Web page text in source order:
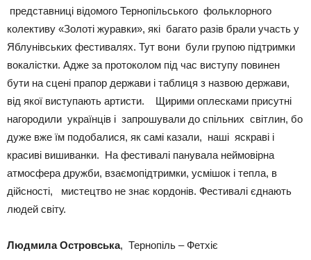
представниці відомого Тернопільського фольклорного
колективу «Золоті журавки», які багато разів брали участь у
Яблунівських фестивалях. Тут вони були групою підтримки
вокалістки. Адже за протоколом під час виступу повинен
бути на сцені прапор держави і таблиця з назвою держави,
від якої виступають артисти. Щирими оплесками присутні
нагородили українців і запрошували до спільних світлин, бо
дуже вже їм подобалися, як самі казали, наші яскраві і
красиві вишиванки. На фестивалі панувала неймовірна
атмосфера дружби, взаємопідтримки, усмішок і тепла, в
дійсності, мистецтво не знає кордонів. Фестивалі єднають
людей світу.
Людмила Островська, Тернопіль – Фетхіє